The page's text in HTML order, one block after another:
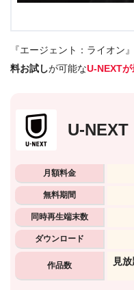
『エージェント：ライオン
料お試しが可能なU-NEXT
U-NEXT
月額料金
無料期間
同時再生端末数
ダウンロード
作品数
⾒